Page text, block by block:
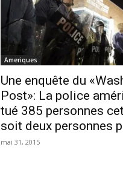
Ameriques
Une enquête du
Post»: La police
tué 385 personnes
soit deux personnes
mai 31, 2015